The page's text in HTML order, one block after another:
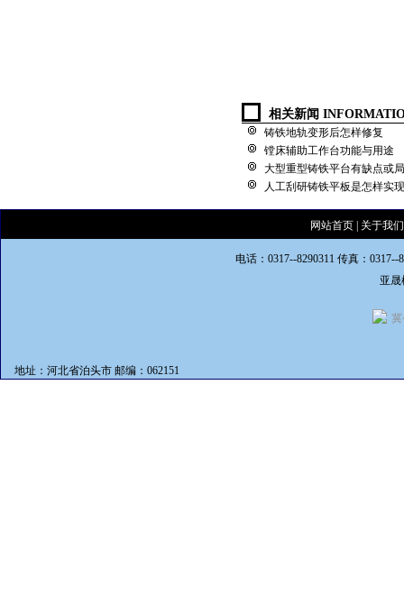
相关新闻
铸铁地轨变形后怎样修复
镗床辅助工作台功能与用途
大型重型铸铁平台有缺点或
人工刮研铸铁平板是怎样实
网站首页| 关于我们
电话：0317--8290311 传真：0317--
亚
冀
地址：河北省泊头市 邮编：062151